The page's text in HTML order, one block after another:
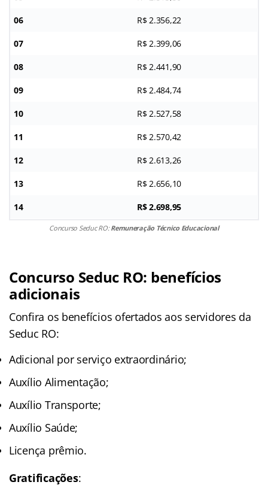
06 R$ 2.356,22
07 R$ 2.399,06
08 R$ 2.441,90
09 R$ 2.484,74
10 R$ 2.527,58
11 R$ 2.570,42
12 R$ 2.613,26
13 R$ 2.656,10
14 R$ 2.698,95
Concurso Seduc RO:Remuneração Técnico Educacional
Concurso Seduc RO: benefícios
adicionais
Confira os benefícios ofertados aos servidores da
Seduc RO:
Adicional por serviço extraordinário;
Auxílio Alimentação;
Auxílio Transporte;
Auxílio Saúde;
Licença prêmio.
Gratificações: